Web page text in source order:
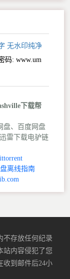
无水印纯净
码: www.um
下载帮
盘、百度网盘
雷下载电驴链
离线指南
不存放任何纪录
站内容侵犯了您
收到邮件后24小